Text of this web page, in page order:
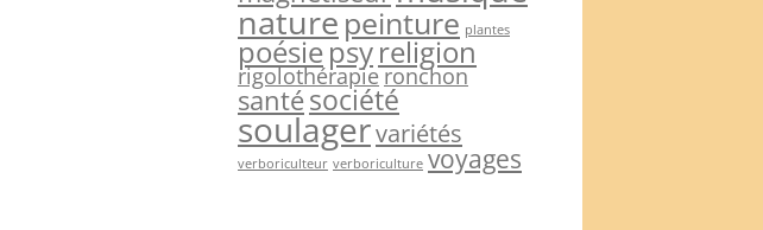
naturepeinture plantes
poésiepsyreligion
rigolothérapieronchon
santésociété
soulagervariétés
verboriculteur verboriculture voyages